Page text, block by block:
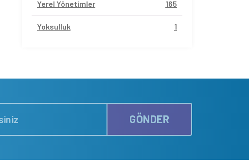
Yerel Yönetimler 165
Yoksulluk 1
GÖNDER